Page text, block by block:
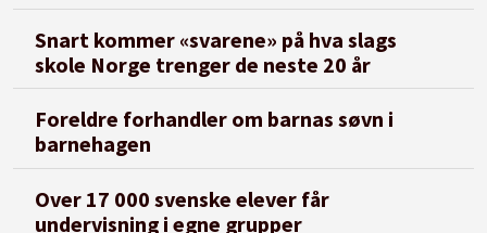
Snart kommer «svarene» på hva slags
skole Norge trenger de neste 20 år
Foreldre forhandler om barnas søvn i
barnehagen
Over 17 000 svenske elever får
undervisning i egne grupper